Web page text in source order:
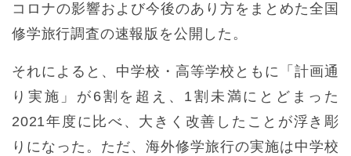
コロナの影響および今後のあり方をまとめた全国
修学旅行調査の速報版を公開した。
それによると、中学校・高等学校ともに「計画通
り実施」が6割を超え、1割未満にとどまった
2021年度に比べ、大きく改善したことが浮き彫
りになった。ただ、海外修学旅行の実施は中学校